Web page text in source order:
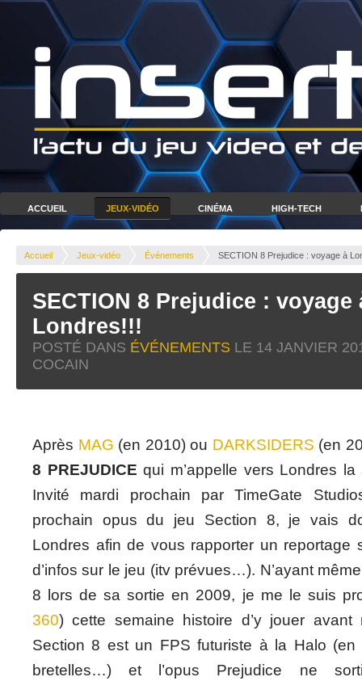
ACCUEIL JEUX-VIDÉO CINÉMA HIGH-TECH
Accueil Jeux-vidéo Événements SECTION 8 Prejudice : voyage à
SECTION 8 Prejudice : voyage
Londres!!!
POSTÉ DANS ÉVÉNEMENTS LE 14 JANVIER
COCAIN
Après MAG (en 2010) ou DARKSIDERS (en
8 PREJUDICE qui m’appelle vers Londres
Invité mardi prochain par TimeGate
prochain opus du jeu Section 8, je vais
Londres afin de vous rapporter un reportage
d’infos sur le jeu (itv prévues…). N’ayant
8 lors de sa sortie en 2009, je me le suis
360) cette semaine histoire d’y jouer avant
Section 8 est un FPS futuriste à la Halo
bretelles…) et l’opus Prejudice ne